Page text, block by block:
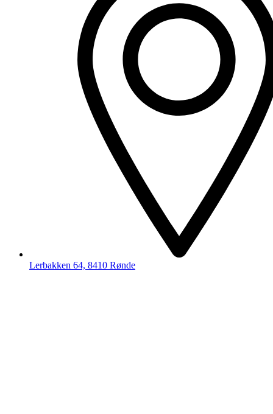
Lerbakken 64, 8410 Rønde